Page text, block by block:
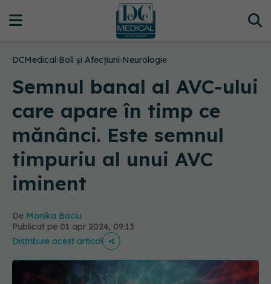
DCMedical›Boli și Afecțiuni›Neurologie
Semnul banal al AVC-ului
care apare în timp ce
mănânci. Este semnul
timpuriu al unui AVC
iminent
De Monika Baciu
Publicat pe 01 apr 2024, 09:13
Distribuie acest articol